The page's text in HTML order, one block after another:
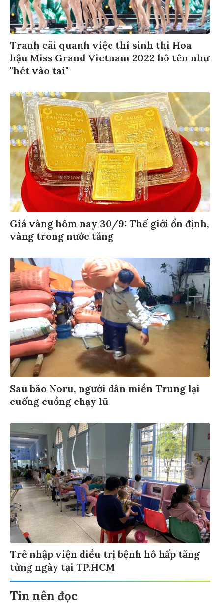
Tranh cãi quanh việc thí sinh thi Hoa
hậu Miss Grand Vietnam 2022 hô tên như
"hét vào tai"
Giá vàng hôm nay 30/9: Thế giới ổn định,
vàng trong nước tăng
Sau bão Noru, người dân miền Trung lại
cuống cuồng chạy lũ
Trẻ nhập viện điều trị bệnh hô hấp tăng
từng ngày tại TP.HCM
Tin nên đọc